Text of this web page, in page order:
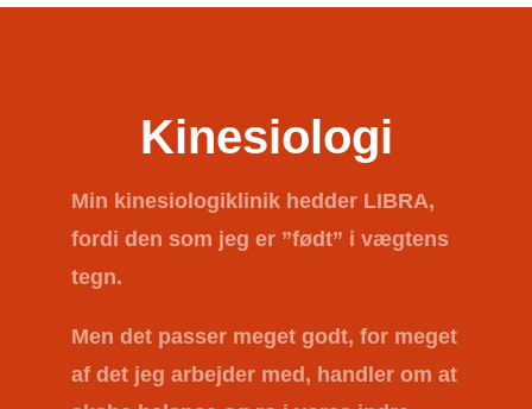
Kinesiologi
Min kinesiologiklinik hedder LIBRA,
fordi den som jeg er ”født” i vægtens
tegn.
Men det passer meget godt, for meget
af det jeg arbejder med, handler om at